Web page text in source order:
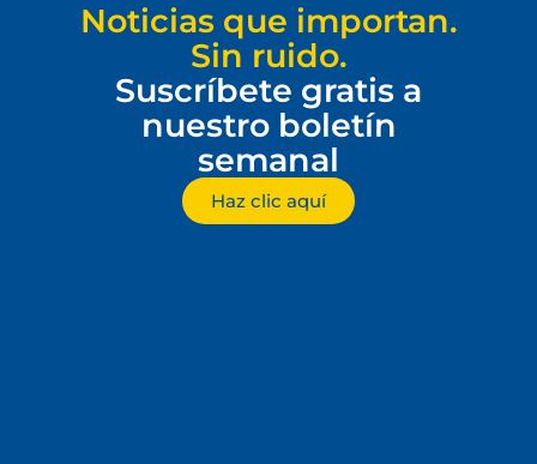
Noticias que importan.
Sin ruido.
Suscríbete gratis a
nuestro boletín
semanal
Haz clic aquí